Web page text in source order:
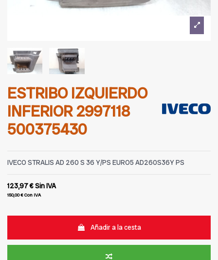
ESTRIBO IZQUIERDO
INFERIOR 2997118
500375430
IVECO STRALIS AD 260 S 36 Y/PS EURO5 AD260S36Y PS
123,97 €Sin IVA
150,00 €Con IVA
Añadir a la cesta